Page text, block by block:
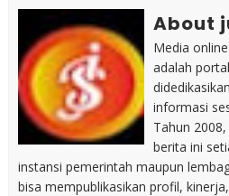
About
Media
adalah
informasi
Tahun
berita ini
instansi pemerintah maupun
bisa mempublikasikan profil,